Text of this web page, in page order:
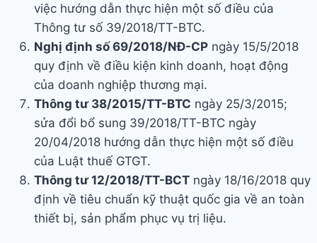
việc hướng dẫn thực hiện một số điều của
Thông tư số 39/2018/TT-BTC.
Nghị định số 69/2018/NĐ-CP ngày 15/5/2018
quy định về điều kiện kinh doanh, hoạt động
của doanh nghiệp thương mại.
Thông tư 38/2015/TT-BTC ngày 25/3/2015;
sửa đổi bổ sung 39/2018/TT-BTC ngày
20/04/2018 hướng dẫn thực hiện một số điều
của Luật thuế GTGT.
Thông tư 12/2018/TT-BCT ngày 18/16/2018 quy
định về tiêu chuẩn kỹ thuật quốc gia về an toàn
thiết bị, sản phẩm phục vụ trị liệu.